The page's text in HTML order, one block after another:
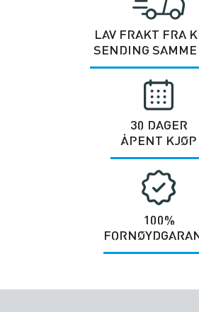
LAV FRAKT FRA
SENDING SAMME
30 DAGER
ÅPENT KJØP
100%